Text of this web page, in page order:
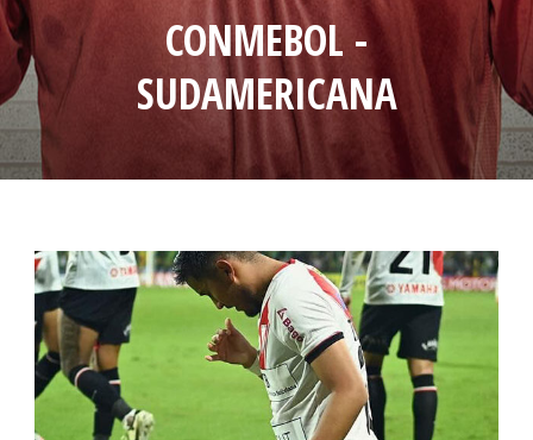
CONMEBOL -
SUDAMERICANA